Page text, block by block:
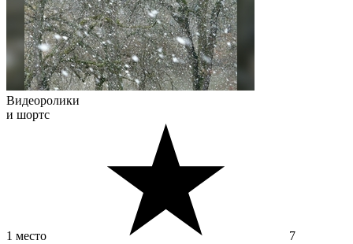
Видеоролики
и шортс
1 место 7